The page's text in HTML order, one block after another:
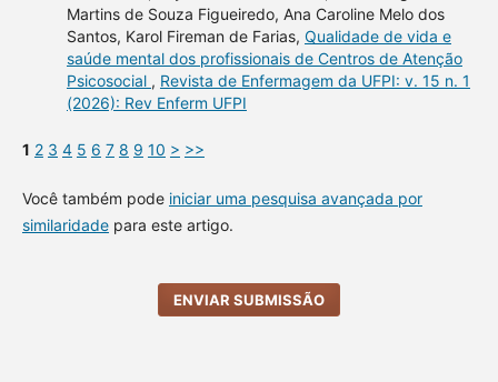
Martins de Souza Figueiredo, Ana Caroline Melo dos
Santos, Karol Fireman de Farias, Qualidade de vida e
saúde mental dos profissionais de Centros de Atenção
Psicosocial , Revista de Enfermagem da UFPI: v. 15 n. 1
(2026): Rev Enferm UFPI
1 2 3 4 5 6 7 8 9 10 > >>
Você também pode iniciar uma pesquisa avançada por
similaridadepara este artigo.
ENVIAR SUBMISSÃO